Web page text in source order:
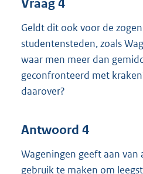
Vraag 4
Geldt dit ook voor de
studentensteden, zoals
waar men meer dan
geconfronteerd met
daarover?
Antwoord 4
Wageningen geeft aan
gebruik te maken om